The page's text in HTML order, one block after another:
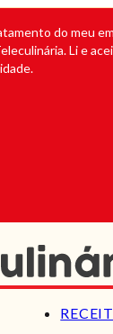
do meu
Li e